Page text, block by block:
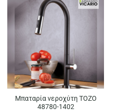
Μπαταρία νεροχύτη TOZO
48780-1402